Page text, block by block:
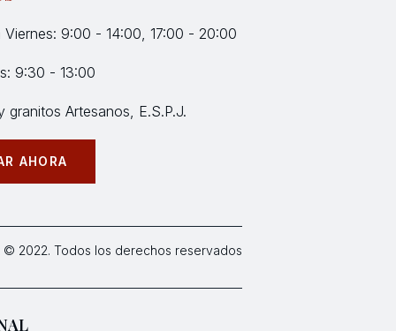
Viernes: 9:00 - 14:00, 17:00 - 20:00
9:30 - 13:00
granitos Artesanos, E.S.P.J.
AHORA
© 2022. Todos los derechos reservados